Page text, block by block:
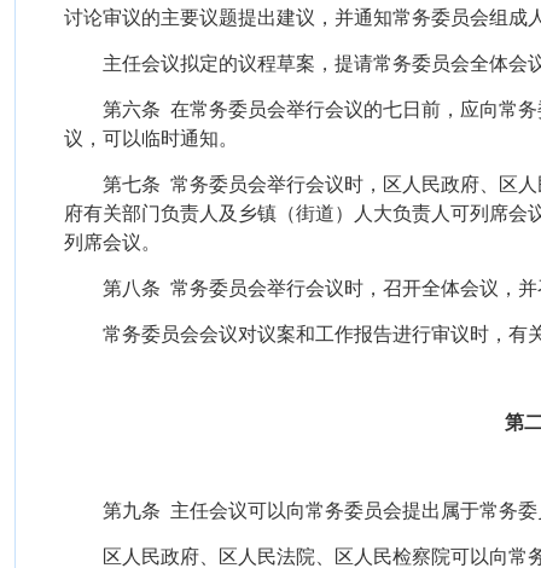
讨论审议的主要议题提出建议，并通知常务委员会组成
主任会议拟定的议程草案，提请常务委员会全体会
第六条 在常务委员会举行会议的七日前，应向常
议，可以临时通知。
第七条 常务委员会举行会议时，区人民政府、区
府有关部门负责人及乡镇（街道）人大负责人可列席
列席会议。
第八条 常务委员会举行会议时，召开全体会议，
常务委员会会议对议案和工作报告进行审议时，有
第
第九条 主任会议可以向常务委员会提出属于常务
区人民政府、区人民法院、区人民检察院可以向